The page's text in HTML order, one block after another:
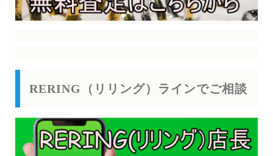
RERING（リリング）ラインでご相談